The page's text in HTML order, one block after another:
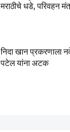
मराठीचे धडे, परिवहन
निदा खान
पटेल यांना अटक